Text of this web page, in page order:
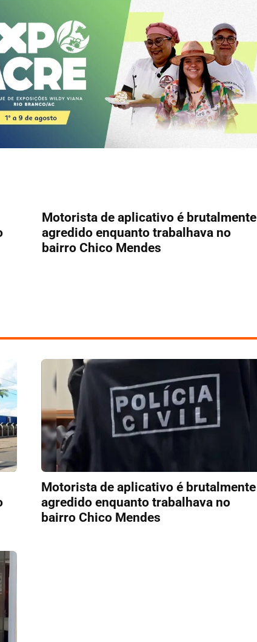
Motorista de aplicativo é brutalmente
agredido enquanto trabalhava no
bairro Chico Mendes
Motorista de aplicativo é brutalmente
agredido enquanto trabalhava no
bairro Chico Mendes